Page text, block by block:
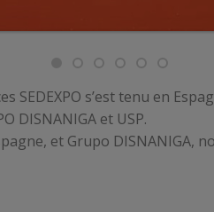
s’est tenu en
DISNANIGA et USP.
et Grupo DISNANIGA,